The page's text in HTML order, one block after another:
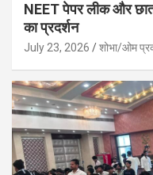
NEET पेपर लीक और
का प्रदर्शन
July 23, 2026 शोभा/ओम